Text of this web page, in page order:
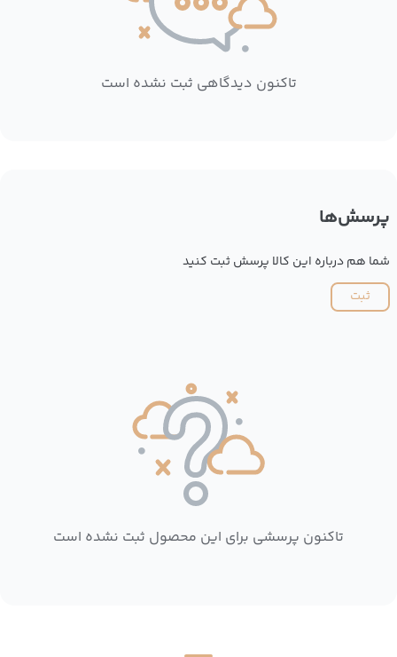
تاکنون دیدگاهی ثبت نشده است
پرسش‌ها
شما هم درباره این کالا پرسش ثبت کنید
ثبت
تاکنون پرسشی برای این محصول ثبت نشده است